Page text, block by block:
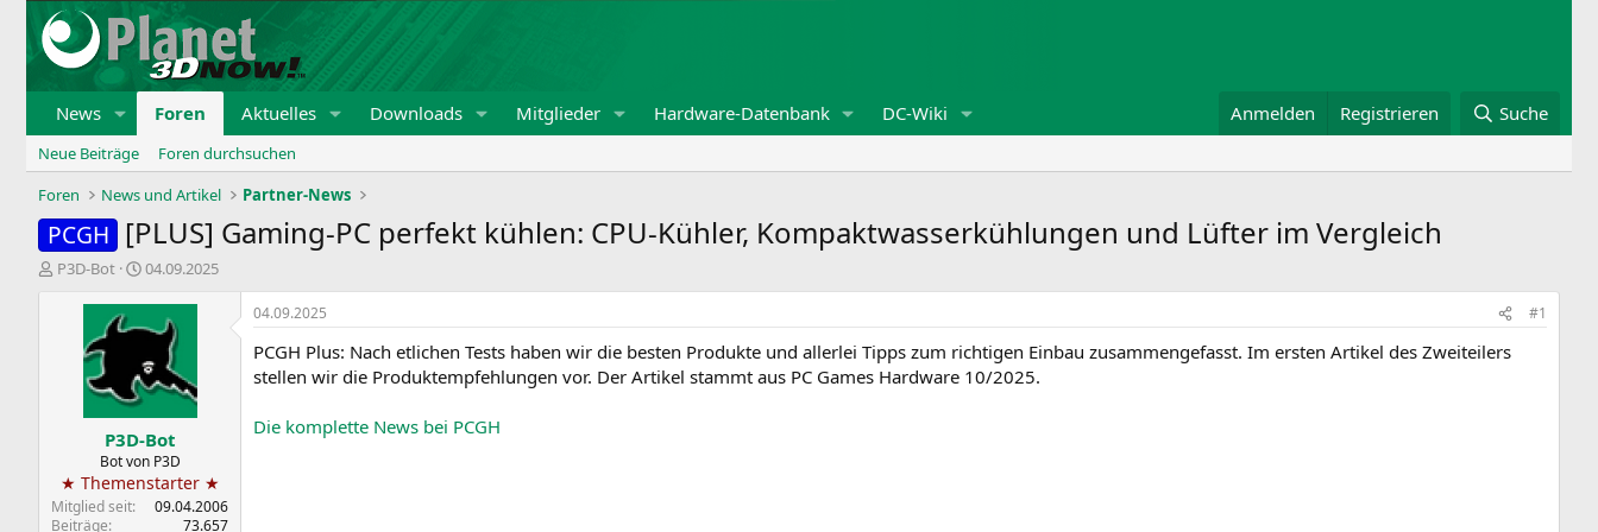
News Foren Aktuelles Downloads Mitglieder Hardware-Datenbank DC-Wiki Anmelden Registrieren Suche
Neue Beiträge
Foren durchsuchen
Foren
News und Artikel Partner-News
PCGH [PLUS] Gaming-PC perfekt kühlen: CPU-Kühler, Kompaktwasserkühlungen und Lüfter im Vergleich
E
P3D-Bot
E
s
t
l
l
t
a
m
04.09.2025
P3D-Bot
Bot von P3D
★ Themenstarter ★
Mitglied seit
09.04.2006
Beiträge
73.657
04.09.2025 #1
PCGH Plus: Nach etlichen Tests haben wir die besten Produkte und allerlei Tipps zum richtigen Einbau zusammengefasst. Im ersten Artikel des Zweiteilers
stellen wir die Produktempfehlungen vor. Der Artikel stammt aus PC Games Hardware 10/2025.
Die komplette News bei PCGH